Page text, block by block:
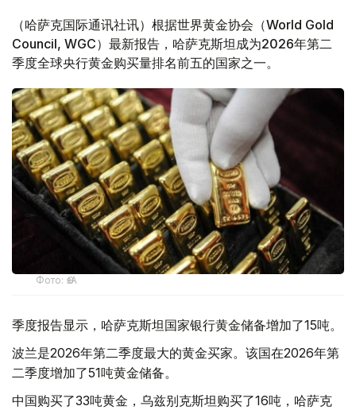
（哈萨克国际通讯社讯）根据世界黄金协会（World Gold
Council, WGC）最新报告，哈萨克斯坦成为2026年第二
季度全球央行黄金购买量排名前五的国家之一。
Фото: ӨзА
季度报告显示，哈萨克斯坦国家银行黄金储备增加了15吨。
波兰是2026年第二季度最大的黄金买家。该国在2026年第
二季度增加了51吨黄金储备。
中国购买了33吨黄金，乌兹别克斯坦购买了16吨，哈萨克